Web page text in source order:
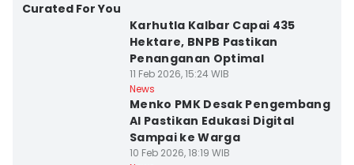
Curated For You
Karhutla Kalbar Capai 435
Hektare, BNPB Pastikan
Penanganan Optimal
11 Feb 2026, 15:24 WIB
News
Menko PMK Desak Pengembang
AI Pastikan Edukasi Digital
Sampai ke Warga
10 Feb 2026, 18:19 WIB